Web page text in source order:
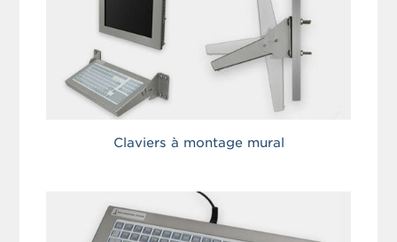
Claviers à montage mural